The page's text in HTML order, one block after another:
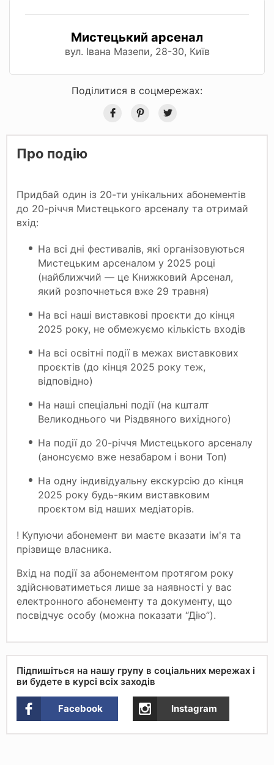
Мистецький арсенал
вул. Івана Мазепи, 28-30, Київ
Поділитися в соцмережах:
Про подію
Придбай один із 20-ти унікальних абонементів
до 20-річчя Мистецького арсеналу та отримай
вхід:
На всі дні фестивалів, які організовуються
Мистецьким арсеналом у 2025 році
(найближчий — це Книжковий Арсенал,
який розпочнеться вже 29 травня)
На всі наші виставкові проєкти до кінця
2025 року, не обмежуємо кількість входів
На всі освітні події в межах виставкових
проєктів (до кінця 2025 року теж,
відповідно)
На наші спеціальні події (на кшталт
Великоднього чи Різдвяного вихідного)
На події до 20-річчя Мистецького арсеналу
(анонсуємо вже незабаром і вони Топ)
На одну індивідуальну екскурсію до кінця
2025 року будь-яким виставковим
проєктом від наших медіаторів.
! Купуючи абонемент ви маєте вказати ім'я та
прізвище власника.
Вхід на події за абонементом протягом року
здійснюватиметься лише за наявності у вас
електронного абонементу та документу, що
посвідчує особу (можна показати “Дію”).
Підпишіться на нашу групу в соціальних мережах і
ви будете в курсі всіх заходів
Facebook Instagram